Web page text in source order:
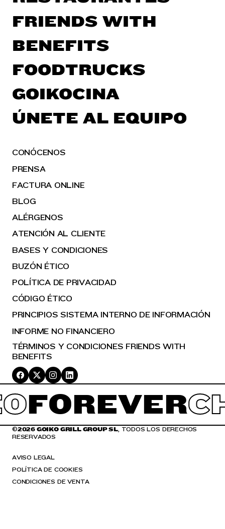
FRIENDS WITH
BENEFITS
FOODTRUCKS
GOIKOCINA
ÚNETE AL EQUIPO
CONÓCENOS
PRENSA
FACTURA ONLINE
BLOG
ALÉRGENOS
ATENCIÓN AL CLIENTE
BASES Y CONDICIONES
BUZÓN ÉTICO
POLÍTICA DE PRIVACIDAD
CÓDIGO ÉTICO
PRINCIPIOS SISTEMA INTERNO DE INFORMACIÓN
INFORME NO FINANCIERO
TÉRMINOS Y CONDICIONES FRIENDS WITH
BENEFITS
FOREVER
©2026 GOIKO GRILL GROUP SL , TODOS LOS DERECHOS
RESERVADOS
AVISO LEGAL
POLÍTICA DE COOKIES
CONDICIONES DE VENTA